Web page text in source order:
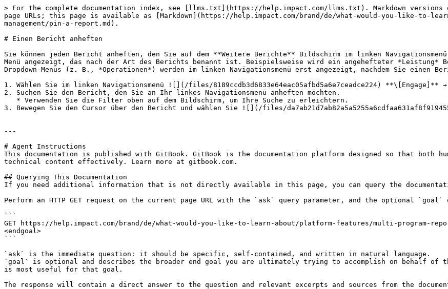
> For the complete documentation index, see [llms.txt](https://help.impact.com/llms.txt). Markdown versions
page URLs; this page is available as [Markdown](https://help.impact.com/brand/de/what-would-you-like-to-
management/pin-a-report.md).
# Einen Bericht anheften
Sie können jeden Bericht anheften, den Sie auf dem **Weitere Berichte** Bildschirm im linken
Menü angezeigt, das nach der Art des Berichts benannt ist. Beispielsweise wird ein angehefteter *Leistung*
Dropdown-Menüs (z. B., *Operationen*) werden im linken Navigationsmenü erst angezeigt, nachdem Sie einen
1. Wählen Sie im linken Navigationsmenü ![](/files/8189ccdb3d6833e64eac05afbd5a6e7ceadce224)
2. Suchen Sie den Bericht, den Sie an Ihr linkes Navigationsmenü anheften möchten.
3. Bewegen Sie den Cursor über den Bericht und wählen Sie ![](/files/
---
# Agent Instructions
This documentation is published with GitBook. GitBook is the documentation platform designed so that both
technical content effectively. Learn more at gitbook.com.
## Querying This Documentation
If you need additional information that is not directly available in this page, you can query the
Perform an HTTP GET request on the current page URL with the `ask` query parameter, and the optional `goal`
```
GET https://help.impact.com/brand/de/what-would-you-like-to-learn-about/platform-features/multi-program-
<endgoal>
```
`ask` is the immediate question: it should be specific, self-contained, and written in natural language.
`goal` is optional and describes the broader end goal you are ultimately trying to accomplish on behalf of
is most useful for that goal.
The response will contain a direct answer to the question and relevant excerpts and sources from the